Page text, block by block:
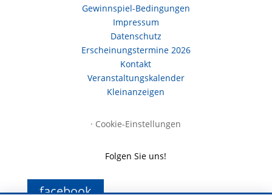
Gewinnspiel-Bedingungen
Impressum
Datenschutz
Erscheinungstermine 2026
Kontakt
Veranstaltungskalender
Kleinanzeigen
· Cookie-Einstellungen
Folgen Sie uns!
facebook